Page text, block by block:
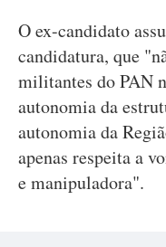
O ex-candidato
candidatura, que
militantes do PAN
autonomia da
autonomia da
apenas respeita a
e manipuladora".